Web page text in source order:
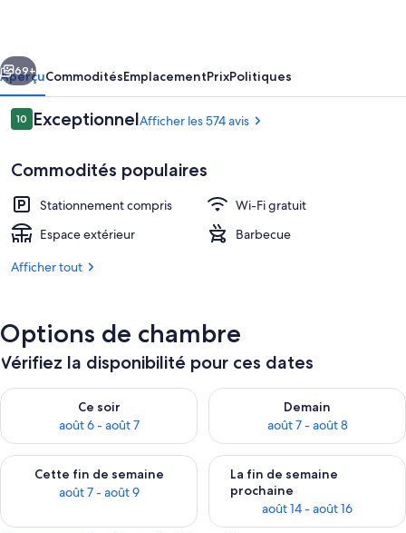
and
Cabin
Rentals
Suivant
69+
AperçuCommoditésEmplacementPrixPolitiques
Avis
1010 sur 10 –
ExceptionnelAfficher les 574 avis
Commodités populaires
Stationnement compris
Wi-Fi gratuit
Espace extérieur
Barbecue
Afficher tout
Options de chambre
Vérifiez la disponibilité pour ces dates
Ce soir
août 6 - août 7
Vérifier la disponibilité pour ce soir août 6 - août 7
Demain
août 7 - août 8
Vérifier la disponibilité pour
Cette fin de semaine
août 7 - août 9
Vérifier la disponibilité pour cette fin de semaine août 7 -
La fin de semaine
prochaine
août 14 - août 16
Vérifier la disponibilité pour